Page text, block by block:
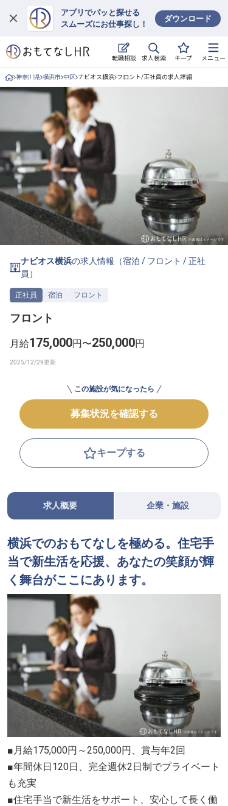
アプリでパッと探せる
スムーズにお仕事探し！
ダウンロード
転職相談 求人検索 キープ メニュー
ログイン
求人・施設を探す
キープした求人
就職・転職 合同説明会
おもてなしHRについて
ご利用の流れ
よくある質問
ホテル・宿泊業界情報コラム
無料 転職サポートに申し込む
神奈川県 横浜市 中区 ナビオス横浜 フロント/正社員の求人詳細
ナビオス横浜の求人情報（宿泊 / フロント /正社
員 ）
正社員 宿泊 フロント
フロント
月給175,000円〜250,000円
この施設が気になったら
募集状況を確認する
キープする
求人概要 企業・施設
横浜でのおもてなしを極める。住宅手
当で新生活を応援、あなたの笑顔が輝
く舞台がここにあります。
■月給175,000円～250,000円、賞与年2回
■年間休日120日、完全週休2日制でプライベート
も充実
■住宅手当で新生活をサポート、安心して長く働